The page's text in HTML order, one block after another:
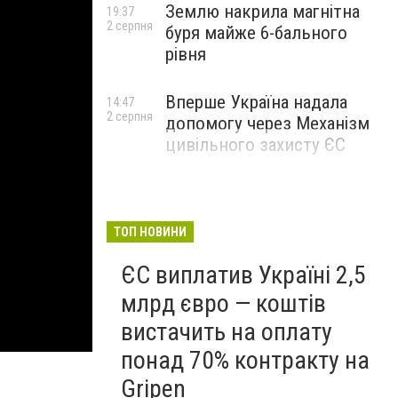
Землю накрила магнітна
буря майже 6-бального
рівня
19:37
2 серпня
Вперше Україна надала
допомогу через Механізм
цивільного захисту ЄС
14:47
2 серпня
ТОП НОВИНИ
ЄС виплатив Україні 2,5
млрд євро — коштів
вистачить на оплату
понад 70% контракту на
Gripen